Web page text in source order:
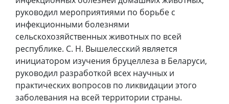
руководил мероприятиями по борьбе с
инфекционными болезнями
сельскохозяйственных животных по всей
республике. С. Н. Вышелесский является
инициатором изучения бруцеллеза в Беларуси,
руководил разработкой всех научных и
практических вопросов по ликвидации этого
заболевания на всей территории страны.